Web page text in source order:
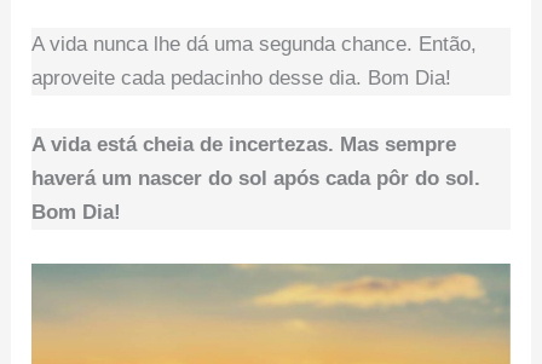
A vida nunca lhe dá uma segunda chance. Então,
aproveite cada pedacinho desse dia. Bom Dia!
A vida está cheia de incertezas. Mas sempre
haverá um nascer do sol após cada pôr do sol.
Bom Dia!